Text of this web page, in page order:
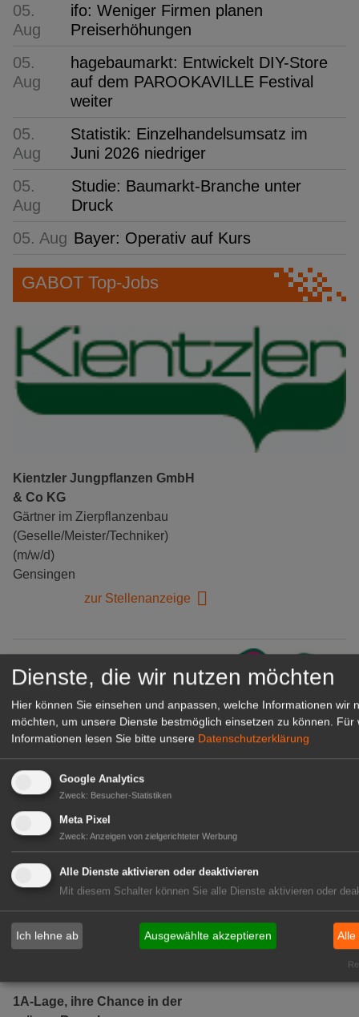
05.
Aug
ifo: Weniger Firmen planen
Preiserhöhungen
05.
Aug
hagebaumarkt: Entwickelt DIY-Store
auf dem PAROOKAVILLE Festival
weiter
05.
Aug
Statistik: Einzelhandelsumsatz im
Juni 2026 niedriger
05.
Aug
Studie: Baumarkt-Branche unter
Druck
05. Aug Bayer: Operativ auf Kurs
GABOT Top-Jobs
Kientzler Jungpflanzen GmbH
& Co KG
Gärtner im Zierpflanzenbau
(Geselle/Meister/Techniker)
(m/w/d)
Gensingen
zur Stellenanzeige
Gärtnerei Hanns
Mitarbeiter (m/w/d) für unsere
Herongen
GABOT Immobilienangebote
1A-Lage, ihre Chance in der
Dienste, die wir nutzen möchten
Hier können Sie einsehen und anpassen, welche Informationen wir
möchten, um unsere Dienste bestmöglich einsetzen zu können.
Für
Informationen lesen Sie bitte unsere Datenschutzerklärung
Google Analytics
Zweck: Besucher-Statistiken
Meta Pixel
Zweck: Anzeigen von zielgerichteter Werbung
Alle Dienste aktivieren oder deaktivieren
Mit diesem Schalter können Sie alle Dienste aktivieren oder
Ich lehne ab Ausgewählte akzeptieren Alle